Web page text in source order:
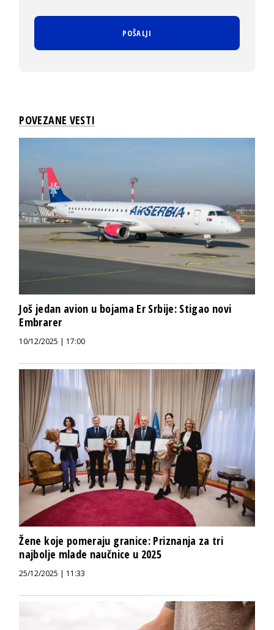
POVEZANE VESTI
Još jedan avion u bojama Er Srbije: Stigao novi
Embrarer
10/12/2025 | 17:00
Žene koje pomeraju granice: Priznanja za tri
najbolje mlade naučnice u 2025
25/12/2025 | 11:33